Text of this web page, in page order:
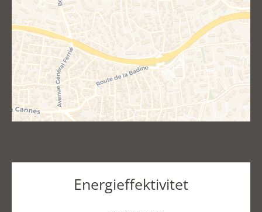
Energieffektivitet